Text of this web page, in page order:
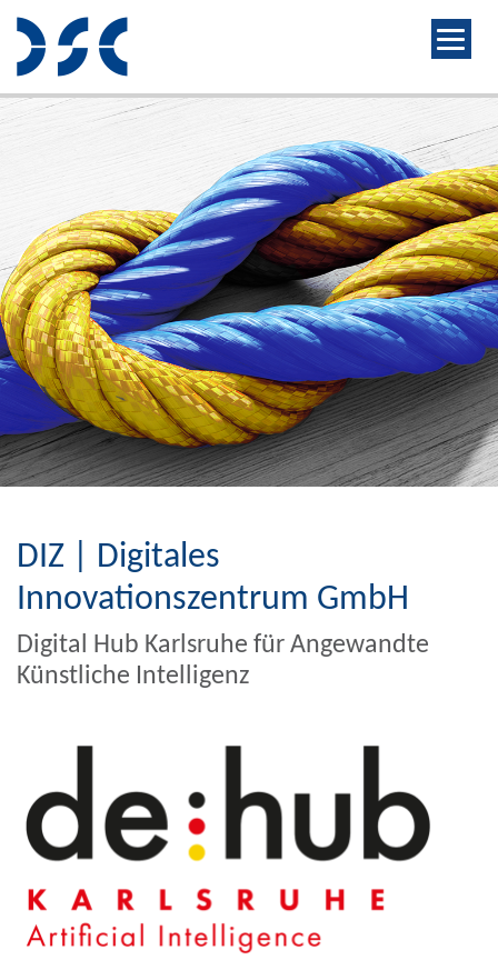
DIZ | Digitales
Innovationszentrum GmbH
Digital Hub Karlsruhe für Angewandte
Künstliche Intelligenz